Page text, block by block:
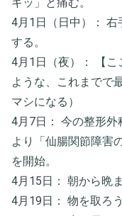
​4月1日（日中）：
する。
​4月1日（夜）： 【こ
ような、これまでで
マシになる）
​4月7日： 今の整形外
より「仙腸関節障害
を開始。
​4月15日： 朝から晩
​4月19日： 物を取ろ